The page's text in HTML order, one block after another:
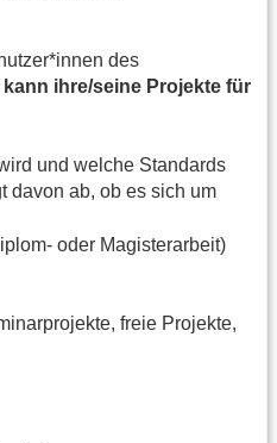
des
kann ihre/seine Projekte für
und welche Standards
davon ab, ob es sich um
oder Magisterarbeit)
freie Projekte,